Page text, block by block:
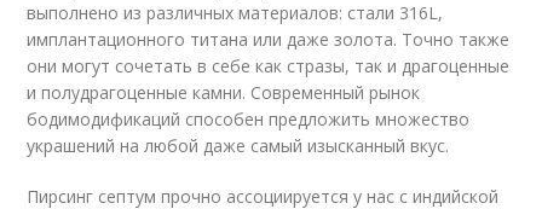
выполнено из различных материалов: стали 316L,
имплантационного титана или даже золота. Точно также
они могут сочетать в себе как стразы, так и драгоценные
и полудрагоценные камни. Современный рынок
бодимодификаций способен предложить множество
украшений на любой даже самый изысканный вкус.
Пирсинг септум прочно ассоциируется у нас с индийской